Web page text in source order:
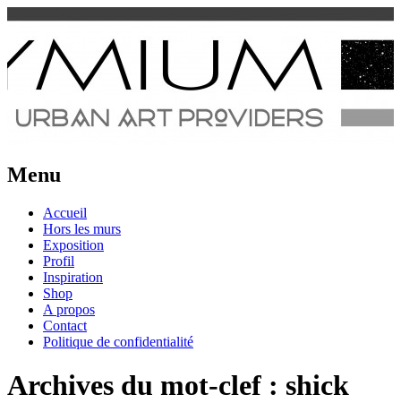
Spraymium Magazine
Urban Art Provider
Menu
Aller
contenu
Accueil
Hors les murs
Exposition
Profil
Inspiration
Shop
A propos
Contact
Politique de confidentialité
Archives du mot-clef : shick